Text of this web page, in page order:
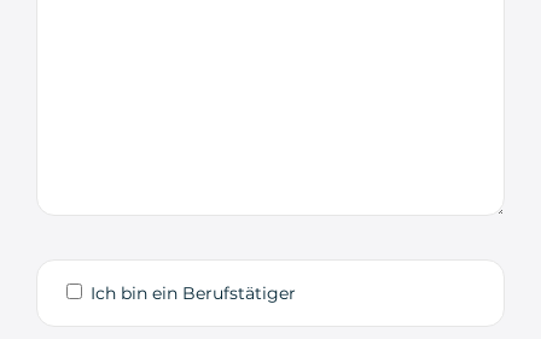
Ich bin ein Berufstätiger